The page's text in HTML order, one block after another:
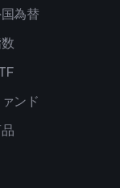
為替
ンド